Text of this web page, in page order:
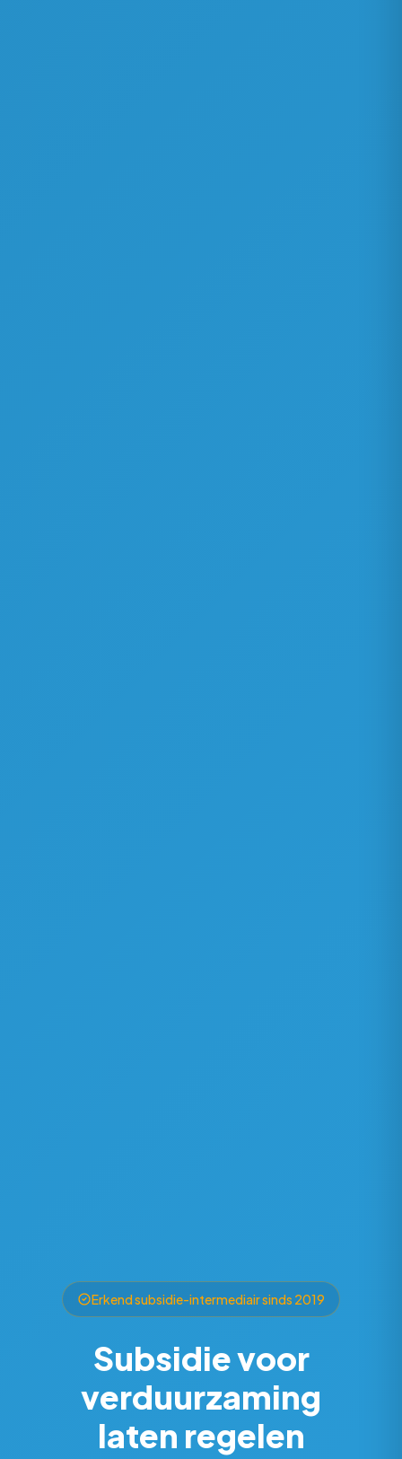
Erkend subsidie-intermediair sinds 2019
Subsidie voor
verduurzaming
laten regelen